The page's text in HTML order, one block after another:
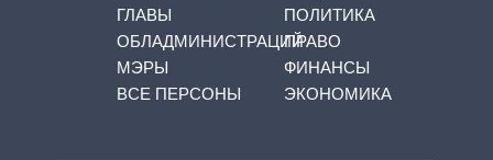
ГЛАВЫ
ОБЛАДМИНИСТРАЦИЙ
МЭРЫ
ВСЕ ПЕРСОНЫ
ПОЛИТИКА
ПРАВО
ФИНАНСЫ
ЭКОНОМИКА